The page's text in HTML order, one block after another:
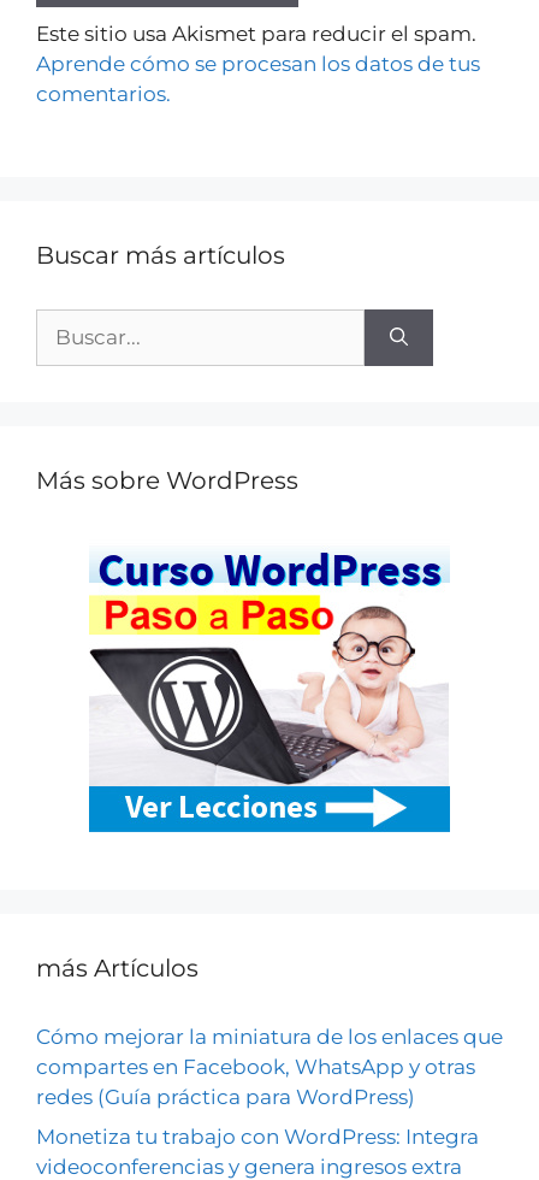
Este sitio usa Akismet para reducir el spam.
Aprende cómo se procesan los datos de tus
comentarios.
Buscar más artículos
Más sobre WordPress
más Artículos
Cómo mejorar la miniatura de los enlaces que
compartes en Facebook, WhatsApp y otras
redes (Guía práctica para WordPress)
Monetiza tu trabajo con WordPress: Integra
videoconferencias y genera ingresos extra